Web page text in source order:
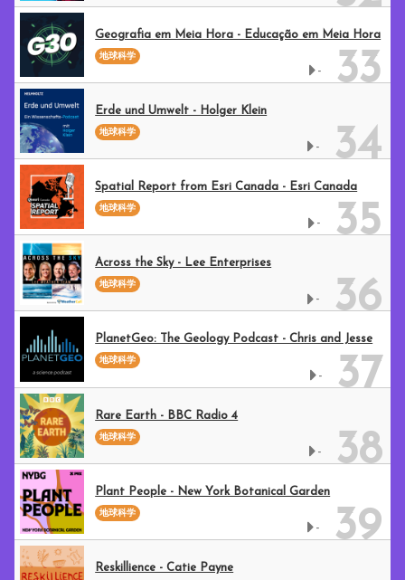
- 33
Geografia em Meia Hora - Educação em Meia Hora
地球科学
- 34
Erde und Umwelt - Holger Klein
地球科学
- 35
Spatial Report from Esri Canada - Esri Canada
地球科学
- 36
Across the Sky - Lee Enterprises
地球科学
- 37
PlanetGeo: The Geology Podcast - Chris and Jesse
地球科学
- 38
Rare Earth - BBC Radio 4
地球科学
- 39
Plant People - New York Botanical Garden
地球科学
Reskillience - Catie Payne